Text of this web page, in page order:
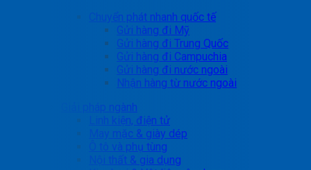
Chuyển phát nhanh quốc tế
Gửi hàng đi Mỹ
Gửi hàng đi Trung Quốc
Gửi hàng đi Campuchia
Gửi hàng đi nước ngoài
Nhận hàng từ nước ngoài
Giải pháp ngành
Linh kiện, điện tử
May mặc & giày dép
Ô tô và phụ tùng
Nội thất & gia dụng